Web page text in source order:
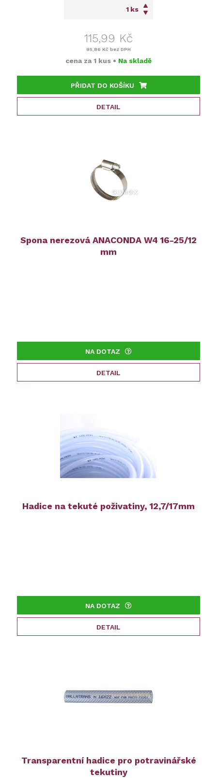
ks
115,99 Kč
95,86 Kč bez DPH
cena za 1 kus • Na skladě
PŘIDAT DO KOŠÍKU
DETAIL
Spona nerezová ANACONDA W4 16-25/12
mm
NA DOTAZ
DETAIL
Hadice na tekuté poživatiny, 12,7/17mm
NA DOTAZ
DETAIL
Transparentní hadice pro potravinářské
tekutiny